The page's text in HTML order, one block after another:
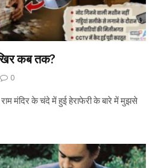
कब तक?
0
मंदिर के चंदे में हुई हेराफेरी के बारे में मुझसे